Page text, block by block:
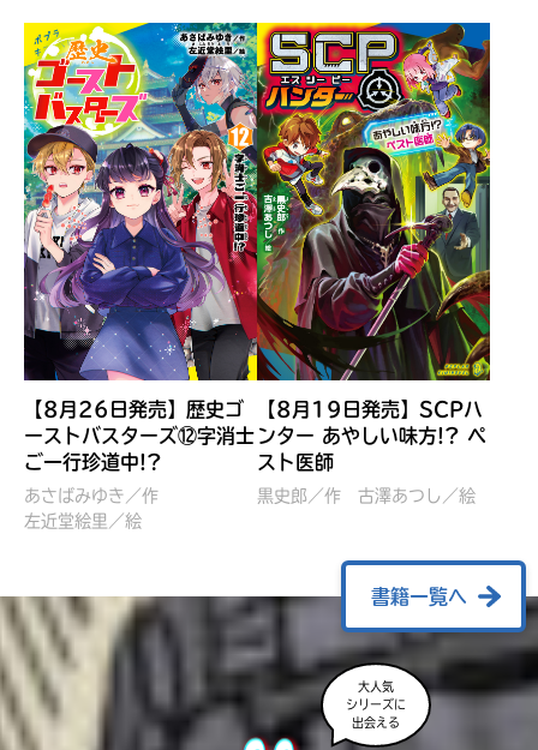
ぼくたちのマインクラフト
冒険記 エンチャント剣
VS暴走モブ
営委員会／協力
レッツゴー！まいぜんシス
ターズ とつぜん、王様に
佐久間さのすけ／絵
【8月26日発売】歴史ゴ
ーストバスターズ⑫字消士
ご一行珍道中!?
あさばみゆき／作
左近堂絵里／絵
【8月19日発売】SCPハ
ンター あやしい味方!? ペ
スト医師
黒史郎／作 古澤あつし／絵
書籍一覧へ
大人気
シリーズに
出会える